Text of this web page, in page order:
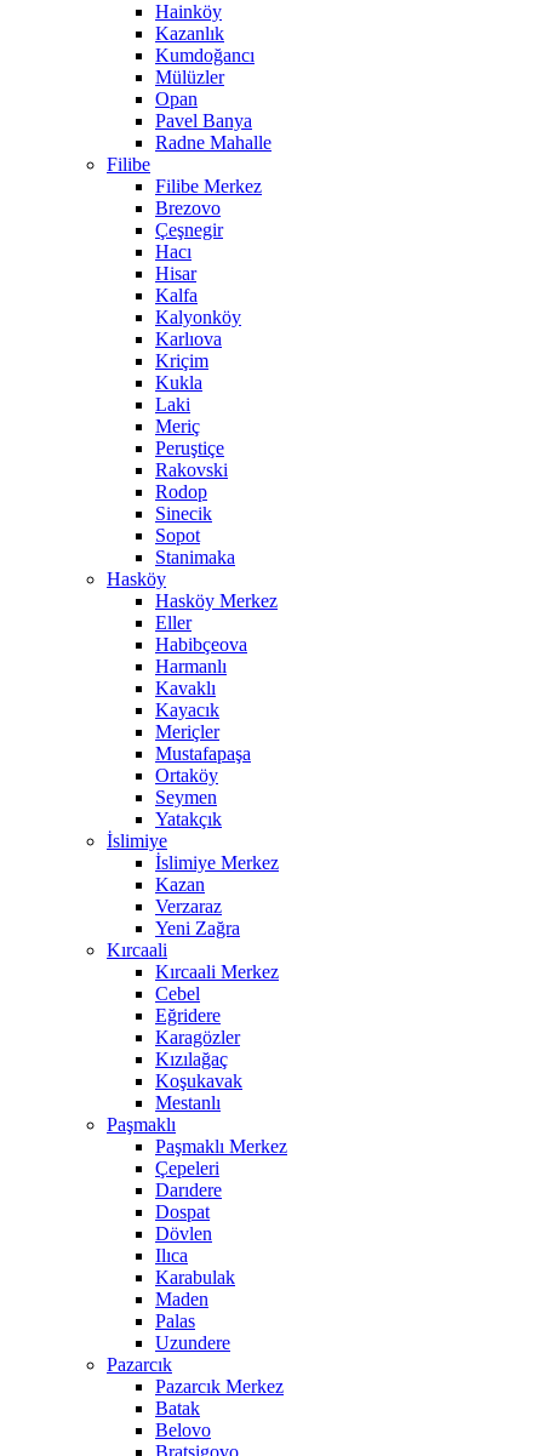
Hainköy
Kazanlık
Kumdoğancı
Mülüzler
Opan
Pavel Banya
Radne Mahalle
Filibe
Filibe Merkez
Brezovo
Çeşnegir
Hacı
Hisar
Kalfa
Kalyonköy
Karlıova
Kriçim
Kukla
Laki
Meriç
Peruştiçe
Rakovski
Rodop
Sinecik
Sopot
Stanimaka
Hasköy
Hasköy Merkez
Eller
Habibçeova
Harmanlı
Kavaklı
Kayacık
Meriçler
Mustafapaşa
Ortaköy
Seymen
Yatakçık
İslimiye
İslimiye Merkez
Kazan
Verzaraz
Yeni Zağra
Kırcaali
Kırcaali Merkez
Cebel
Eğridere
Karagözler
Kızılağaç
Koşukavak
Mestanlı
Paşmaklı
Paşmaklı Merkez
Çepeleri
Darıdere
Dospat
Dövlen
Ilıca
Karabulak
Maden
Palas
Uzundere
Pazarcık
Pazarcık Merkez
Batak
Belovo